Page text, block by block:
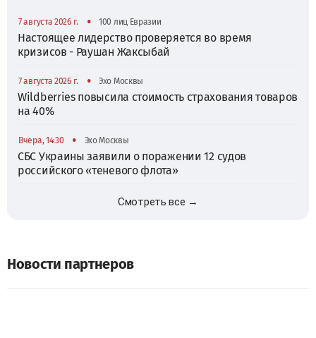
7 августа 2026 г. • 100 лиц Евразии
Настоящее лидерство проверяется во время
кризисов - Раушан Жаксыбай
7 августа 2026 г. • Эхо Москвы
Wildberries повысила стоимость страхования товаров
на 40%
Вчера, 14:30 • Эхо Москвы
СБС Украины заявили о поражении 12 судов
российского «теневого флота»
Смотреть все →
Новости партнеров